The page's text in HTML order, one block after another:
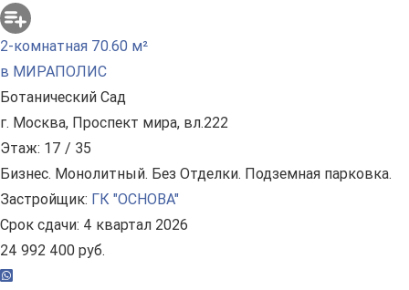
2-комнатная 70.60 м²
в МИРАПОЛИС
Ботанический Сад
г. Москва, Проспект мира, вл.222
Этаж: 17 / 35
Бизнес. Монолитный. Без Отделки. Подземная парковка.
Застройщик: ГК "ОСНОВА"
Срок сдачи: 4 квартал 2026
24 992 400 руб.